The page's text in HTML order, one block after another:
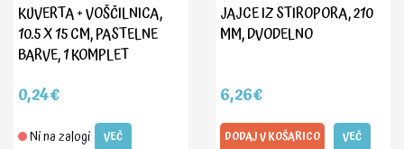
KUVERTA + VOŠČILNICA,
10.5 X 15 CM, PASTELNE
BARVE, 1 KOMPLET
0,24€
Ni na zalogi VEČ
JAJCE IZ STIROPORA, 210
MM, DVODELNO
6,26€
DODAJ V KOŠARICO VEČ